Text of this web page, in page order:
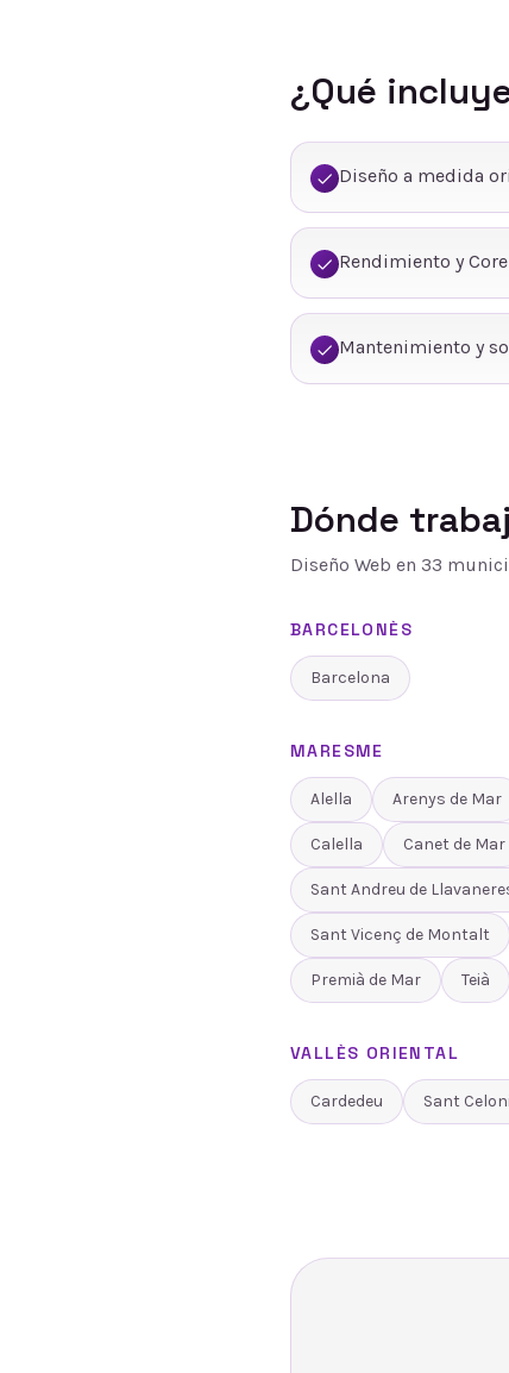
¿Qué
Diseño a medida
Rendimiento y
Mantenimiento y
Dónde
Diseño Web en 33
BARCELONÈS
Barcelona
MARESME
Alella Arenys de Mar
Calella Canet de Mar
Sant Andreu de
Sant Vicenç de Montalt
Premià de Mar Teià
VALLÈS ORIENTAL
Cardedeu Sant Celoni